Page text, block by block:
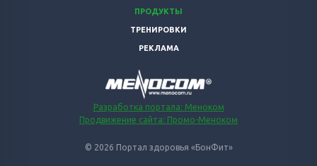
ПРОДУКТЫ
ТРЕНИРОВКИ
РЕКЛАМА
Разработка портала: Меноком
Продвижение сайта: Промо-Меноком
© 2026 Портал здоровья «БонФит»